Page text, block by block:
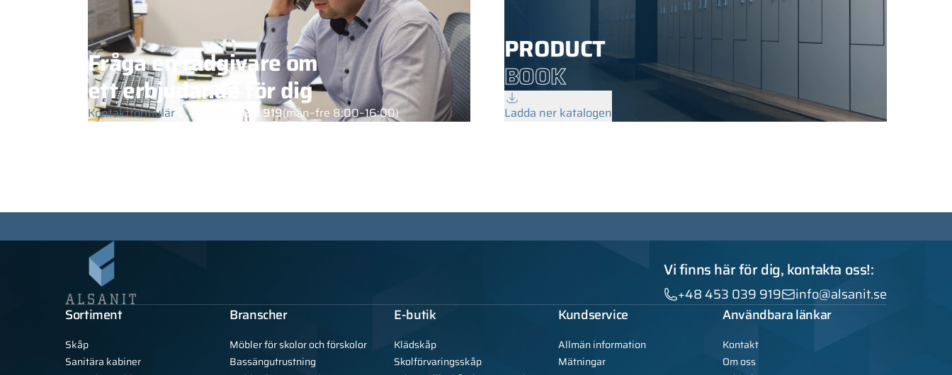
Fråga en rådgivare om
ett erbjudande för dig
Kontaktformulär +48 453 039 919(mån–fre 8:00–16:00)
PRODUCT
BOOK
Ladda ner katalogen
Vi finns här för dig, kontakta oss!:
+48 453 039 919
info@alsanit.se
Sortiment
Skåp
Sanitära kabiner
Branscher
Möbler för skolor och förskolor
Bassängutrustning
E-butik
Klädskåp
Skolförvaringsskåp
Kundservice
Allmän information
Mätningar
Användbara länkar
Kontakt
Om oss